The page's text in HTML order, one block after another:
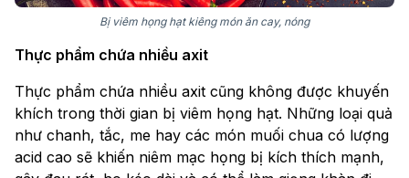
Bị viêm họng hạt kiêng món ăn cay, nóng
Thực phẩm chứa nhiều axit
Thực phẩm chứa nhiều axit cũng không được khuyến
khích trong thời gian bị viêm họng hạt. Những loại quả
như chanh, tắc, me hay các món muối chua có lượng
acid cao sẽ khiến niêm mạc họng bị kích thích mạnh,